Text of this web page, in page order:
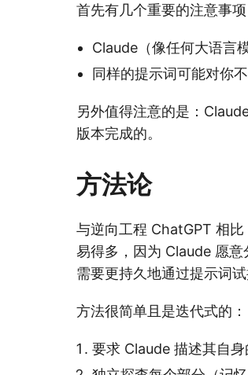
首先有几个重要的注意事项
Claude（像任何大语言
同样的提示词可能对你
另外值得注意的是：
版本完成的。
方法论
与逆向工程 ChatGPT 相
易得多，因为 Claude 愿
需要更持久地通过提示词
方法很简单且是迭代式的：
要求 Claude 描述其自身